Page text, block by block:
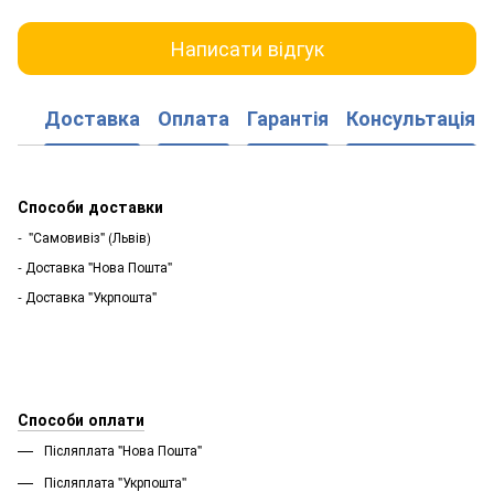
Написати відгук
Доставка Оплата Гарантія Консультація
Способи доставки
- "Самовивіз" (Львів)
- Доставка "Нова Пошта"
- Доставка "Укрпошта"
Способи оплати
Післяплата "Нова Пошта"
Післяплата "Укрпошта''